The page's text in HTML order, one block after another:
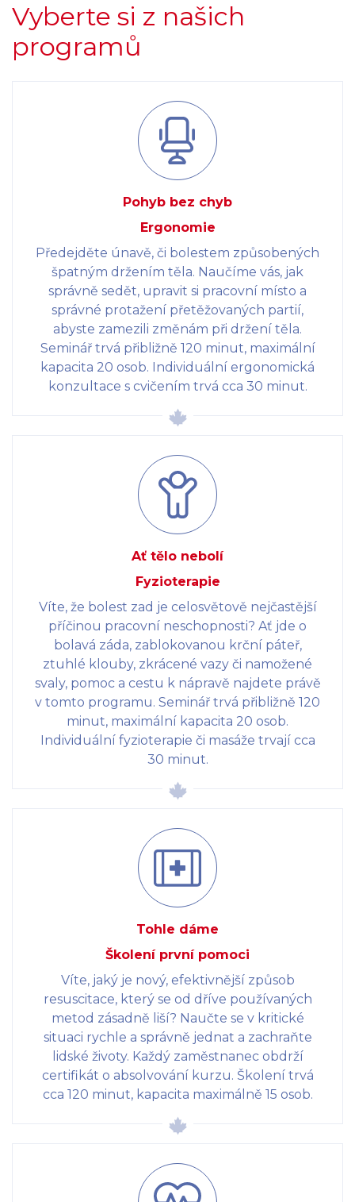
Vyberte si z našich
programů
Pohyb bez chyb
Ergonomie
Předejděte únavě, či bolestem způsobených
špatným držením těla. Naučíme vás, jak
správně sedět, upravit si pracovní místo a
správné protažení přetěžovaných partií,
abyste zamezili změnám při držení těla.
Seminář trvá přibližně 120 minut, maximální
kapacita 20 osob. Individuální ergonomická
konzultace s cvičením trvá cca 30 minut.
Ať tělo nebolí
Fyzioterapie
Víte, že bolest zad je celosvětově nejčastější
příčinou pracovní neschopnosti? Ať jde o
bolavá záda, zablokovanou krční páteř,
ztuhlé klouby, zkrácené vazy či namožené
svaly, pomoc a cestu k nápravě najdete právě
v tomto programu. Seminář trvá přibližně 120
minut, maximální kapacita 20 osob.
Individuální fyzioterapie či masáže trvají cca
30 minut.
Tohle dáme
Školení první pomoci
Víte, jaký je nový, efektivnější způsob
resuscitace, který se od dříve používaných
metod zásadně liší? Naučte se v kritické
situaci rychle a správně jednat a zachraňte
lidské životy. Každý zaměstnanec obdrží
certifikát o absolvování kurzu. Školení trvá
cca 120 minut, kapacita maximálně 15 osob.